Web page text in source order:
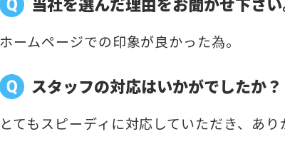
ホームページでの印象が良かった為。
スタッフの対応はいかがでしたか？
とてもスピーディに対応していただき、あり